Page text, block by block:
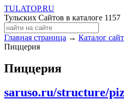
TULATOP.RU
Тульских Сайтов в каталоге 1157
Главная страница → Каталог
Пиццерия
Пиццерия
saruso.ru/structure/